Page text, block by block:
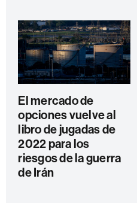
El mercado de
opciones vuelve al
libro de jugadas de
2022 para los
riesgos de la guerra
de Irán